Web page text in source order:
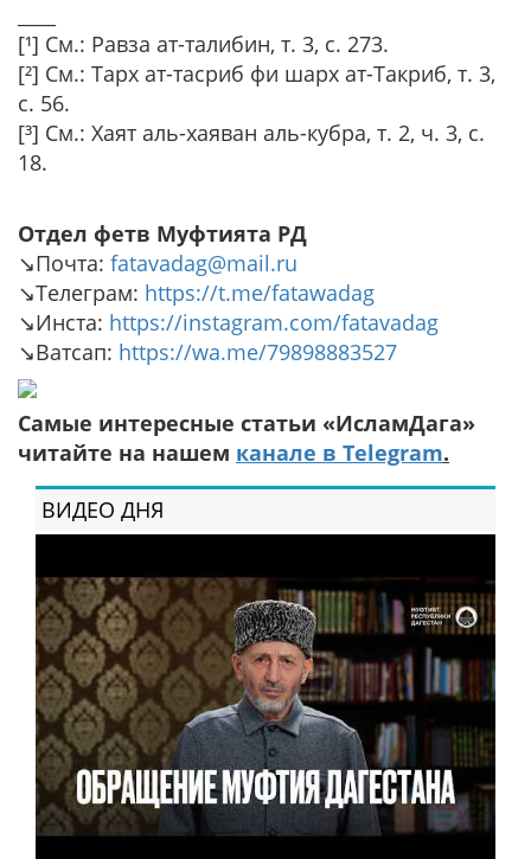
[¹] См.: Равза ат-талибин, т. 3, с. 273.
[²] См.: Тарх ат-тасриб фи шарх ат-Такриб, т. 3,
с. 56.
[³] См.: Хаят аль-хаяван аль-кубра, т. 2, ч. 3, с.
18.
Отдел фетв Муфтията РД
↘️Почта: fatavadag@mail.ru
↘️Телеграм: https://t.me/fatawadag
↘️Инста: https://instagram.com/fatavadag
↘️Ватсап: https://wa.me/79898883527
Самые интересные статьи «ИсламДага»
читайте на нашем канале в Telegram.
ВИДЕО ДНЯ